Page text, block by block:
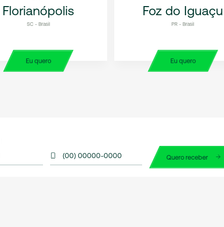
Florianópolis
SC - Brasil
Eu quero
Foz do Iguaçu
PR - Brasil
Eu quero
(00) 00000-0000 Quero receber